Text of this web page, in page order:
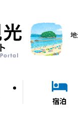
宿泊